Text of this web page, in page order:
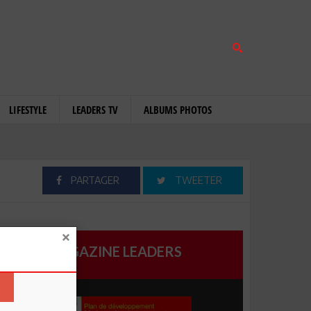
LIFESTYLE LEADERS TV ALBUMS PHOTOS
PARTAGER TWEETER
MAGAZINE LEADERS